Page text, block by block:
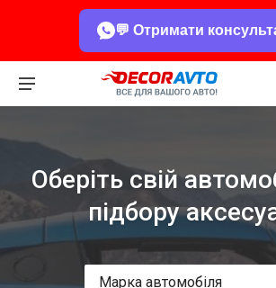
💬 Отримати
Оберіть свій
підбору
Марка автомобіля